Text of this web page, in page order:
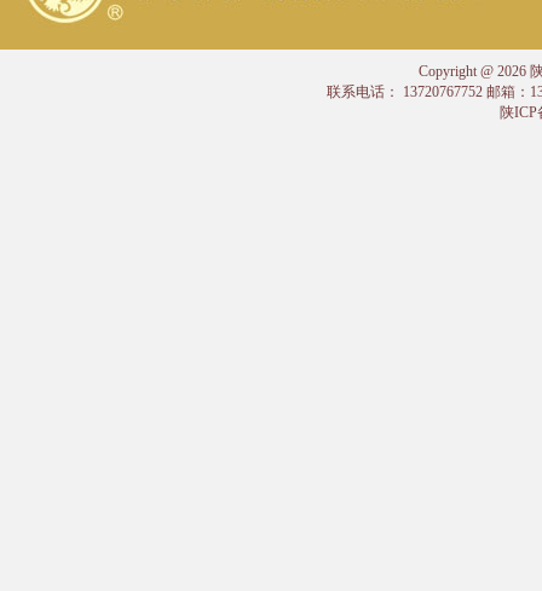
Copyright @ 2026
联系电话： 13720767752 邮箱：
陕ICP